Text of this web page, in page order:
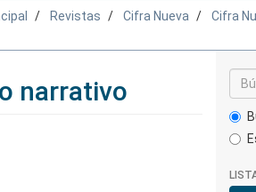
Revistas Cifra Nueva
Cifra
narrativo